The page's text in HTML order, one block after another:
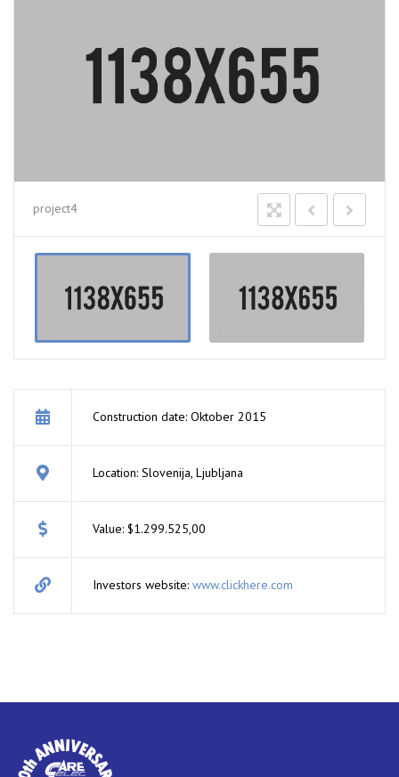
project4
Construction date: Oktober 2015
Location: Slovenija, Ljubljana
Value: $1.299.525,00
Investors website: www.clickhere.com